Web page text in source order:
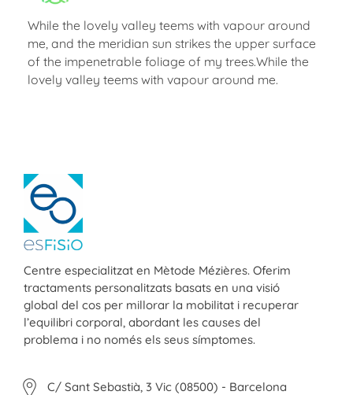
While the lovely valley teems with vapour around
me, and the meridian sun strikes the upper surface
of the impenetrable foliage of my trees.While the
lovely valley teems with vapour around me.
Centre especialitzat en Mètode Mézières. Oferim
tractaments personalitzats basats en una visió
global del cos per millorar la mobilitat i recuperar
l’equilibri corporal, abordant les causes del
problema i no només els seus símptomes.
C/ Sant Sebastià, 3 Vic (08500) - Barcelona